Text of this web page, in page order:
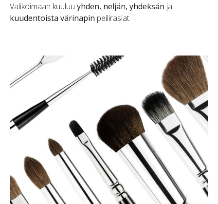
Valikoimaan kuuluu yhden, neljän, yhdeksän ja
kuudentoista värinapin peilirasiat